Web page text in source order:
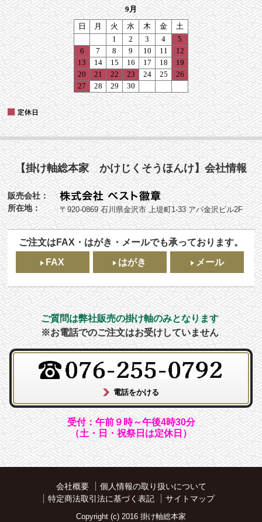
【掛け軸総本家 かけじくそうほんけ】会社情報
販売会社：
所在地：
〒920-0869 石川県金沢市 上堤町1-33 アパ金沢ビル2F
ご注文はFAX・はがき・メールでも承っております。
FAX
はがき メール
ご質問は弊社販売の掛け軸のみとなります
※お電話でのご注文はお受けしていません
受付：午前９時～午後4時30分
（土・日・祝祭日は定休日）
会社概要
個人情報の取り扱いについて
特定商法取引法に基づく表記
サイトマップ
Copyright (c) 2016 掛け軸総本家